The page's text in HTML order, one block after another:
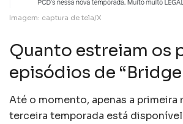
Imagem: captura de tela/X
Quanto estreiam os
episódios de
Até o momento, apenas a primeira
terceira temporada está